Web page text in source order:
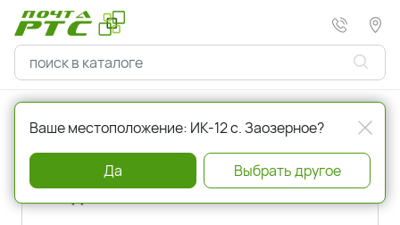
Главная Авторизация
Вход
Ваше местоположение: ИК-12 с. Заозерное?
Да Выбрать другое